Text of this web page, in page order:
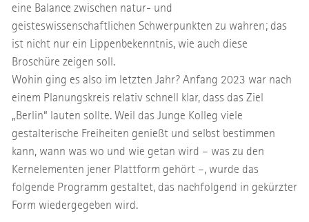
eine Balance zwischen natur- und
geisteswissenschaftlichen Schwerpunkten zu wahren; das
ist nicht nur ein Lippenbekenntnis, wie auch diese
Broschüre zeigen soll.
Wohin ging es also im letzten Jahr? Anfang 2023 war nach
einem Planungskreis relativ schnell klar, dass das Ziel
„Berlin“ lauten sollte. Weil das Junge Kolleg viele
gestalterische Freiheiten genießt und selbst bestimmen
kann, wann was wo und wie getan wird – was zu den
Kernelementen jener Plattform gehört –, wurde das
folgende Programm gestaltet, das nachfolgend in gekürzter
Form wiedergegeben wird.